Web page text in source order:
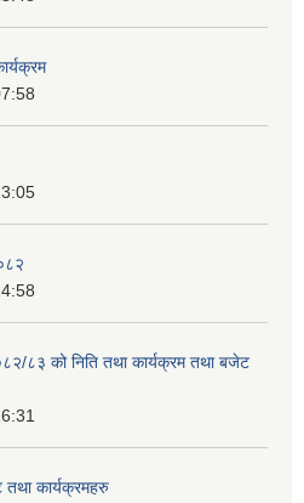
८३ को निति तथा कार्यक्रम तथा बजेट
तथा कार्यक्रमहरु